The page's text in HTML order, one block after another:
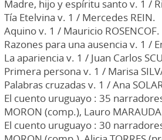
Madre, hijo y espíritu santo v. 1 /
Tía Etelvina v. 1 / Mercedes REIN.
Aquino v. 1 / Mauricio ROSENCOF.
Razones para una ausencia v. 1 /
La apariencia v. 1 / Juan Carlos
Primera persona v. 1 / Marisa
Palabras cruzadas v. 1 / Ana
El cuento uruguayo : 35
MORON (comp.), Lauro
El cuento uruguayo : 30